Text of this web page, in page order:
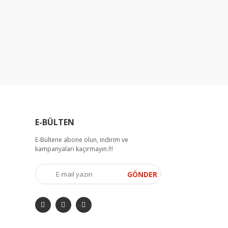
E-BÜLTEN
E-Bültene abone olun, indirim ve
kampanyaları kaçırmayın.!!!
GÖNDER